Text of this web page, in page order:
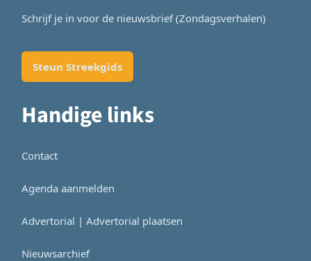
Schrijf je in voor de nieuwsbrief (Zondagsverhalen)
Steun Streekgids
Handige links
Contact
Agenda aanmelden
Advertorial | Advertorial plaatsen
Nieuwsarchief